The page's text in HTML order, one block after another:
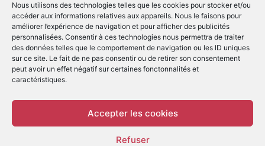
Nous utilisons des technologies telles que les cookies pour stocker et/ou
accéder aux informations relatives aux appareils. Nous le faisons pour
améliorer l’expérience de navigation et pour afficher des publicités
personnalisées. Consentir à ces technologies nous permettra de traiter
des données telles que le comportement de navigation ou les ID uniques
sur ce site. Le fait de ne pas consentir ou de retirer son consentement
peut avoir un effet négatif sur certaines fonctonnalités et
caractéristiques.
Accepter les cookies
Refuser
À PROPOS
© Copyright 2022 | Produit parEIMAI| Tous Droits
Réservés